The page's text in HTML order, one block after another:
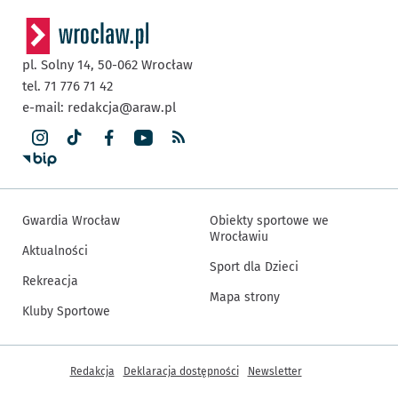
pl. Solny 14, 50-062 Wrocław
tel. 71 776 71 42
e-mail: redakcja@araw.pl
Gwardia Wrocław
Aktualności
Rekreacja
Kluby Sportowe
Obiekty sportowe we
Wrocławiu
Sport dla Dzieci
Mapa strony
Inne informacje
Redakcja Deklaracja dostępności Newsletter